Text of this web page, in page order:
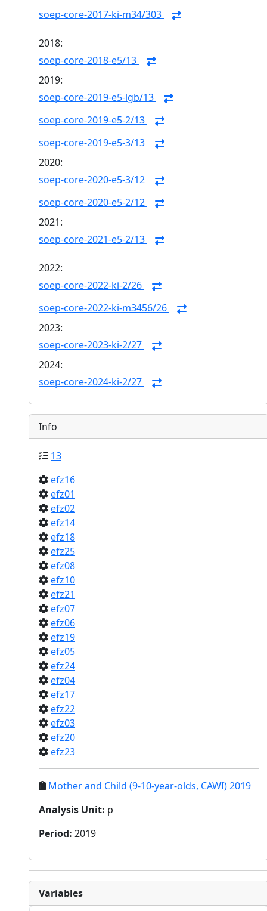
soep-core-2017-ki-m34/303
2018:
soep-core-2018-e5/13
2019:
soep-core-2019-e5-lgb/13
soep-core-2019-e5-2/13
soep-core-2019-e5-3/13
2020:
soep-core-2020-e5-3/12
soep-core-2020-e5-2/12
2021:
soep-core-2021-e5-2/13
2022:
soep-core-2022-ki-2/26
soep-core-2022-ki-m3456/26
2023:
soep-core-2023-ki-2/27
2024:
soep-core-2024-ki-2/27
Info
13
efz16
efz01
efz02
efz14
efz18
efz25
efz08
efz10
efz21
efz07
efz06
efz19
efz05
efz24
efz04
efz17
efz22
efz03
efz20
efz23
Mother and Child (9-10-year-olds, CAWI) 2019
Analysis Unit: p
Period: 2019
Variables